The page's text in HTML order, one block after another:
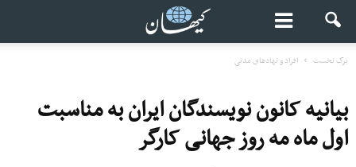
برگ نخست افراد و نهادهای مدنی
بیانیه کانون نویسندگان ایران به مناسبت
اول ماه مه روز جهانی کارگر